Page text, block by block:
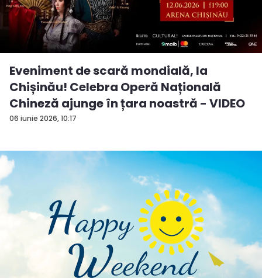
06 iunie 2026, 10:17
Eveniment de scară mondială, la
Chișinău! Celebra Operă Națională
Chineză ajunge în țara noastră - VIDEO